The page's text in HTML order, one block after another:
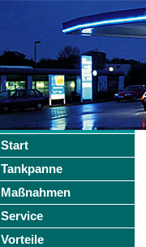
Start
Tankpanne
Maßnahmen
Service
Vorteile